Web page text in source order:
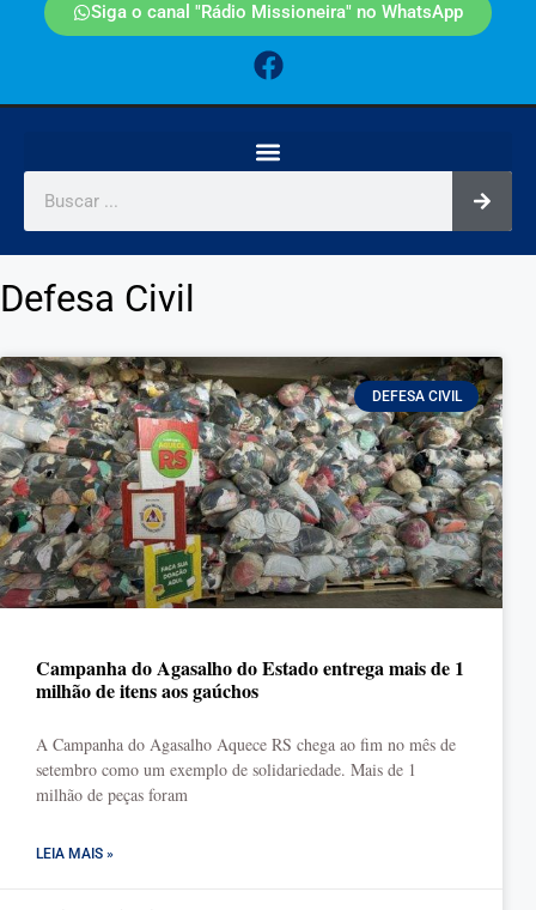
Siga o canal "Rádio Missioneira" no WhatsApp
Defesa Civil
DEFESA CIVIL
Campanha do Agasalho do Estado entrega mais de 1
milhão de itens aos gaúchos
A Campanha do Agasalho Aquece RS chega ao fim no mês de
setembro como um exemplo de solidariedade. Mais de 1
milhão de peças foram
LEIA MAIS »